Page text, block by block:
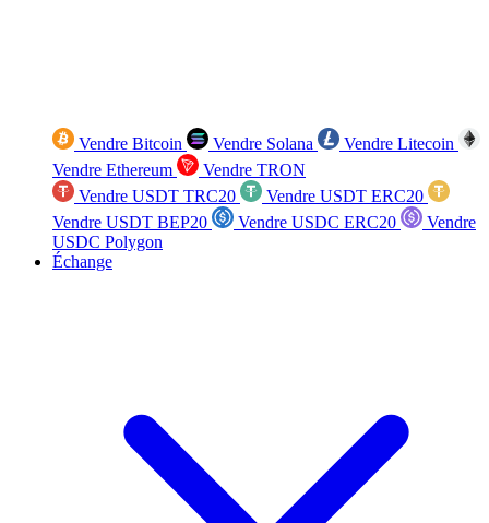
Vendre Bitcoin Vendre Solana
Vendre Litecoin
Vendre Ethereum
Vendre TRON
Vendre USDT TRC20
Vendre USDT ERC20
Vendre USDT BEP20
Vendre USDC ERC20
Vendre
USDC Polygon
Échange